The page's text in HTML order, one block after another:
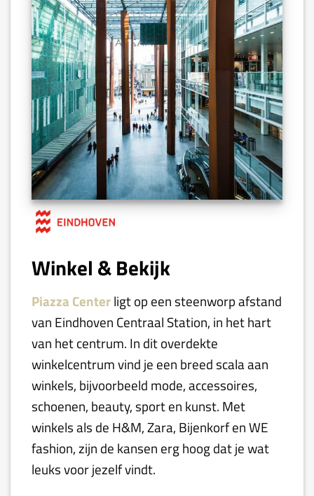
Winkel & Bekijk
Piazza Centerligt op een steenworp afstand
van Eindhoven Centraal Station, in het hart
van het centrum. In dit overdekte
winkelcentrum vind je een breed scala aan
winkels, bijvoorbeeld mode, accessoires,
schoenen, beauty, sport en kunst. Met
winkels als de H&M, Zara, Bijenkorf en WE
fashion, zijn de kansen erg hoog dat je wat
leuks voor jezelf vindt.